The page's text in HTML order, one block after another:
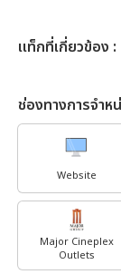
เเท็กที่เกี่ยวข้อง :
ช่องทางการจำห
Website
Major Cineplex
Outlets